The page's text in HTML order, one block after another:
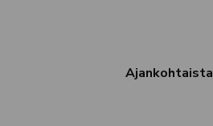
Ajankohtaista